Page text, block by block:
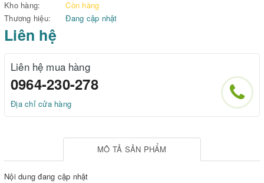
Kho hàng:
Còn hàng
Thương hiệu:
Đang cập nhật
Liên hệ
Liên hệ mua hàng
0964-230-278
Địa chỉ cửa hàng
MÔ TẢ SẢN PHẨM
Nội dung đang cập nhật